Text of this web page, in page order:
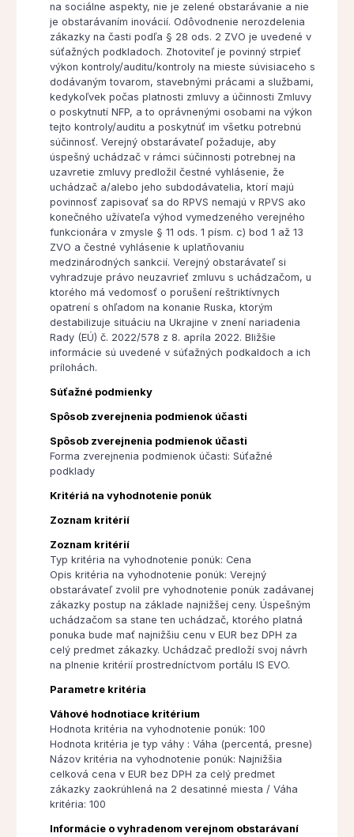
na sociálne aspekty, nie je zelené obstarávanie a nie
je obstarávaním inovácií. Odôvodnenie nerozdelenia
zákazky na časti podľa § 28 ods. 2 ZVO je uvedené v
súťažných podkladoch. Zhotoviteľ je povinný strpieť
výkon kontroly/auditu/kontroly na mieste súvisiaceho s
dodávaným tovarom, stavebnými prácami a službami,
kedykoľvek počas platnosti zmluvy a účinnosti Zmluvy
o poskytnutí NFP, a to oprávnenými osobami na výkon
tejto kontroly/auditu a poskytnúť im všetku potrebnú
súčinnosť. Verejný obstarávateľ požaduje, aby
úspešný uchádzač v rámci súčinnosti potrebnej na
uzavretie zmluvy predložil čestné vyhlásenie, že
uchádzač a/alebo jeho subdodávatelia, ktorí majú
povinnosť zapisovať sa do RPVS nemajú v RPVS ako
konečného užívateľa výhod vymedzeného verejného
funkcionára v zmysle § 11 ods. 1 písm. c) bod 1 až 13
ZVO a čestné vyhlásenie k uplatňovaniu
medzinárodných sankcií. Verejný obstarávateľ si
vyhradzuje právo neuzavrieť zmluvu s uchádzačom, u
ktorého má vedomosť o porušení reštriktívnych
opatrení s ohľadom na konanie Ruska, ktorým
destabilizuje situáciu na Ukrajine v znení nariadenia
Rady (EÚ) č. 2022/578 z 8. apríla 2022. Bližšie
informácie sú uvedené v súťažných podkaldoch a ich
prílohách.
Súťažné podmienky
Spôsob zverejnenia podmienok účasti
Spôsob zverejnenia podmienok účasti
Forma zverejnenia podmienok účasti: Súťažné
podklady
Kritériá na vyhodnotenie ponúk
Zoznam kritérií
Zoznam kritérií
Typ kritéria na vyhodnotenie ponúk: Cena
Opis kritéria na vyhodnotenie ponúk: Verejný
obstarávateľ zvolil pre vyhodnotenie ponúk zadávanej
zákazky postup na základe najnižšej ceny. Úspešným
uchádzačom sa stane ten uchádzač, ktorého platná
ponuka bude mať najnižšiu cenu v EUR bez DPH za
celý predmet zákazky. Uchádzač predloží svoj návrh
na plnenie kritérií prostredníctvom portálu IS EVO.
Parametre kritéria
Váhové hodnotiace kritérium
Hodnota kritéria na vyhodnotenie ponúk: 100
Hodnota kritéria je typ váhy : Váha (percentá, presne)
Názov kritéria na vyhodnotenie ponúk: Najnižšia
celková cena v EUR bez DPH za celý predmet
zákazky zaokrúhlená na 2 desatinné miesta / Váha
kritéria: 100
Informácie o vyhradenom verejnom obstarávaní